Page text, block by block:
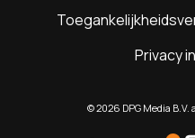
Privacy
©2026 DPG Media